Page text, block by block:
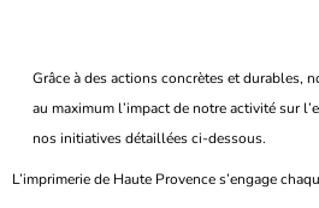
Grâce à des actions concrètes et durables,
au maximum l’impact de notre activité sur
nos initiatives détaillées ci-dessous.
L’imprimerie de Haute Provence s’engage